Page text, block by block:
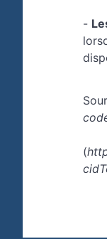
-
(